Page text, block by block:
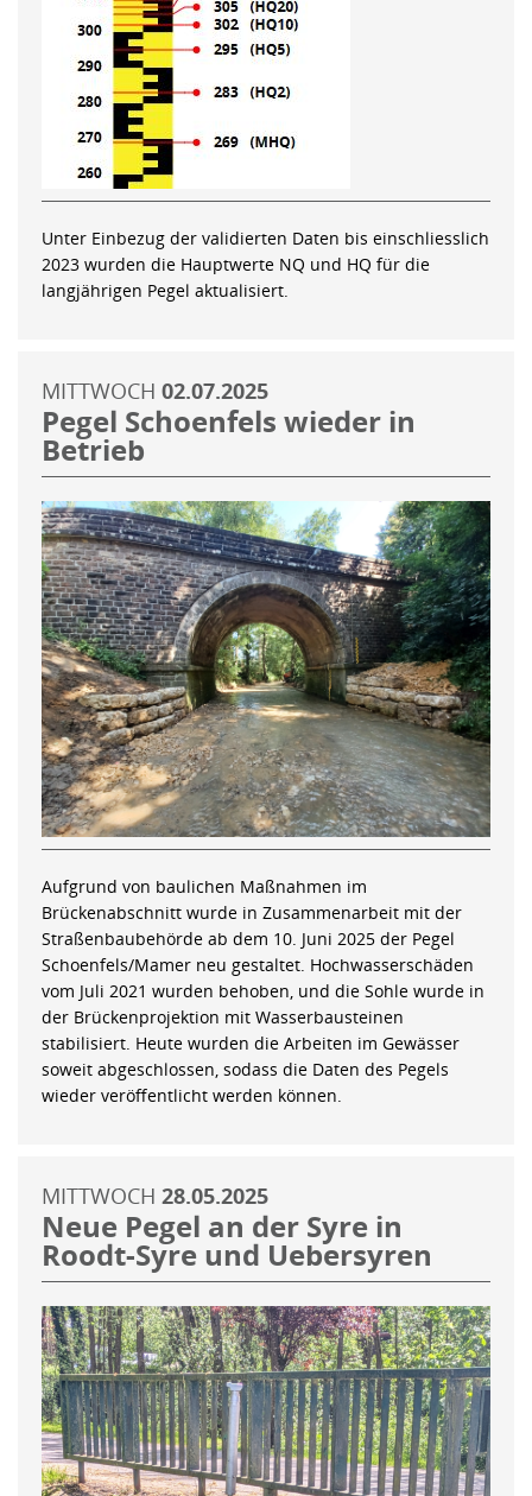
Unter Einbezug der validierten Daten bis einschliesslich
2023 wurden die Hauptwerte NQ und HQ für die
langjährigen Pegel aktualisiert.
MITTWOCH 02.07.2025
Pegel Schoenfels wieder in
Betrieb
Aufgrund von baulichen Maßnahmen im
Brückenabschnitt wurde in Zusammenarbeit mit der
Straßenbaubehörde ab dem 10. Juni 2025 der Pegel
Schoenfels/Mamer neu gestaltet. Hochwasserschäden
vom Juli 2021 wurden behoben, und die Sohle wurde in
der Brückenprojektion mit Wasserbausteinen
stabilisiert. Heute wurden die Arbeiten im Gewässer
soweit abgeschlossen, sodass die Daten des Pegels
wieder veröffentlicht werden können.
MITTWOCH 28.05.2025
Neue Pegel an der Syre in
Roodt-Syre und Uebersyren